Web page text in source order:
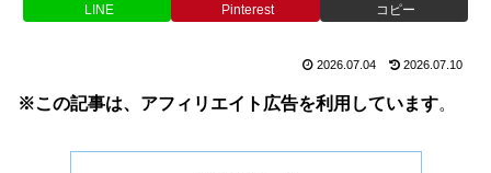
LINE Pinterest コピー
2026.07.04 2026.07.10
※この記事は、アフィリエイト広告を利用しています。